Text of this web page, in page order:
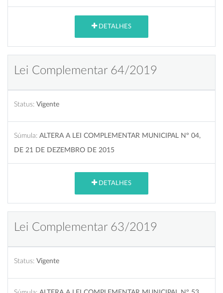
DETALHES
Lei Complementar 64/2019
Status: Vigente
Súmula: ALTERA A LEI COMPLEMENTAR MUNICIPAL Nº 04,
DE 21 DE DEZEMBRO DE 2015
DETALHES
Lei Complementar 63/2019
Status: Vigente